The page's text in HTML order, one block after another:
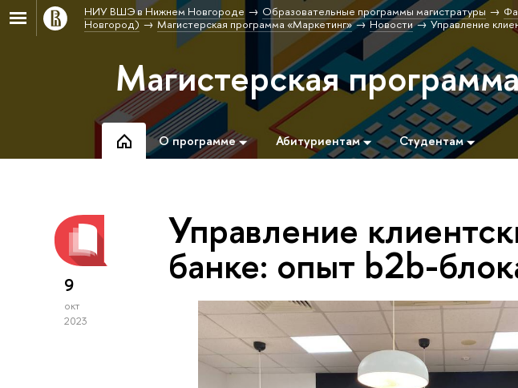
НИУ ВШЭ в Нижнем Новгороде Образовательные программы магистратуры
Новгород)
Магистерская программа «Маркетинг» Новости Управление
Магистерская
О программе Абитуриентам Студентам
9
окт
2023
Управление
банке: опыт b2b-